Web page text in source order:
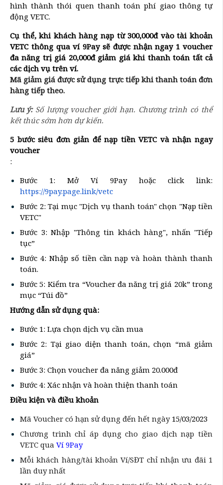
hình thành thói quen thanh toán phí giao thông tự
động VETC.
Cụ thể, khi khách hàng nạp từ 300,000đ vào tài khoản
VETC thông qua ví 9Pay sẽ được nhận ngay 1 voucher
đa năng trị giá 20,000đ giảm giá khi thanh toán tất cả
các dịch vụ trên ví.
Mã giảm giá được sử dụng trực tiếp khi thanh toán đơn
hàng tiếp theo.
Lưu ý:Số lượng voucher giới hạn. Chương trình có thể
kết thúc sớm hơn dự kiến.
5 bước siêu đơn giản để nạp tiền VETC và nhận ngay
voucher
:
Bước 1: Mở Ví 9Pay hoặc click link:
https://9pay.page.link/vetc
Bước 2: Tại mục "Dịch vụ thanh toán" chọn "Nạp tiền
VETC"
Bước 3: Nhập "Thông tin khách hàng", nhấn "Tiếp
tục”
Bước 4: Nhập số tiền cần nạp và hoàn thành thanh
toán.
Bước 5: Kiểm tra “Voucher đa năng trị giá 20k” trong
mục “Túi đồ”
Hướng dẫn sử dụng quà:
Bước 1: Lựa chọn dịch vụ cần mua
Bước 2: Tại giao diện thanh toán, chọn “mã giảm
giá”
Bước 3: Chọn voucher đa năng giảm 20.000đ
Bước 4: Xác nhận và hoàn thiện thanh toán
Điều kiện và điều khoản
Mã Voucher có hạn sử dụng đến hết ngày 15/03/2023
Chương trình chỉ áp dụng cho giao dịch nạp tiền
VETC qua Ví 9Pay
Mỗi khách hàng/tài khoản Ví/SĐT chỉ nhận ưu đãi 1
lần duy nhất